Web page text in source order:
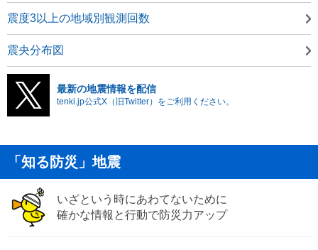
震度3以上の地域別観測回数
震央分布図
最新の地震情報を配信
tenki.jp公式X（旧Twitter）をご利用ください。
「知る防災」地震
いざという時にあわてないために
確かな情報と行動で防災力アップ